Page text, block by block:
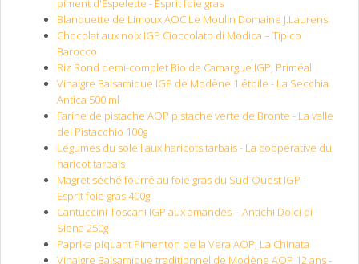
piment d'Espelette - Esprit foie gras
Blanquette de Limoux AOC Le Moulin Domaine J.Laurens
Chocolat aux noix IGP Cioccolato di Modica – Tipico
Barocco
Riz Rond demi-complet Bio de Camargue IGP, Priméal
Vinaigre Balsamique IGP de Modène 1 étoile - La Secchia
Antica 500 ml
Farine de pistache AOP pistache verte de Bronte - La valle
del Pistacchio 100g
Légumes du soleil aux haricots tarbais - La coopérative du
haricot tarbais
Magret séché fourré au foie gras du Sud-Ouest IGP -
Esprit foie gras 400g
Cantuccini Toscani IGP aux amandes – Antichi Dolci di
Siena 250g
Paprika piquant Pimentón de la Vera AOP, La Chinata
Vinaigre Balsamique traditionnel de Modène AOP 12 ans -